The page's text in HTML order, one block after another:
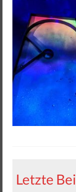
Helios
Helios
Arena
Lasergame
Game
Arcade
Letzte